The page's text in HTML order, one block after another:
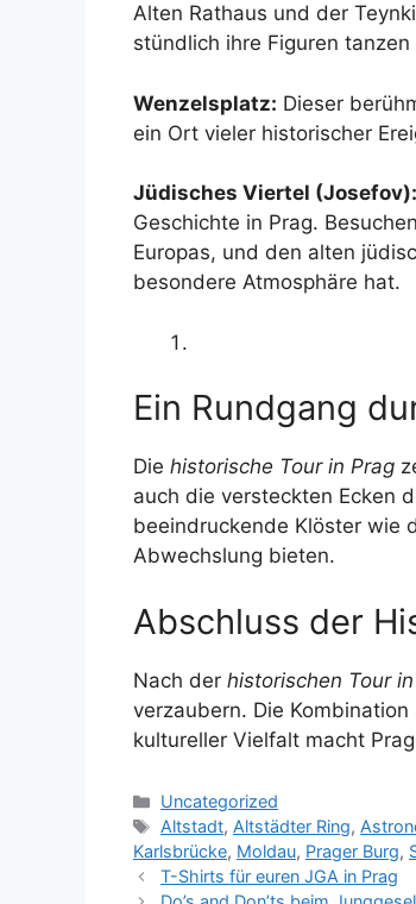
Alten Rathaus und der
stündlich ihre Figuren tanzen
Wenzelsplatz: Dieser
ein Ort vieler historischer
Jüdisches Viertel (Josefov):
Geschichte in Prag.
Europas, und den alten
besondere Atmosphäre hat.
Ein Rundgang
Die historische Tour in Prag
auch die versteckten Ecken
beeindruckende Klöster wie
Abwechslung bieten.
Abschluss der
Nach der historischen Tour
verzaubern. Die
kultureller Vielfalt macht
Kategorien
Uncategorized
Schlagwörter
Altstadt,Altstädter Ring,
Karlsbrücke, Moldau, Prager Burg,
T-Shirts für euren JGA in Prag